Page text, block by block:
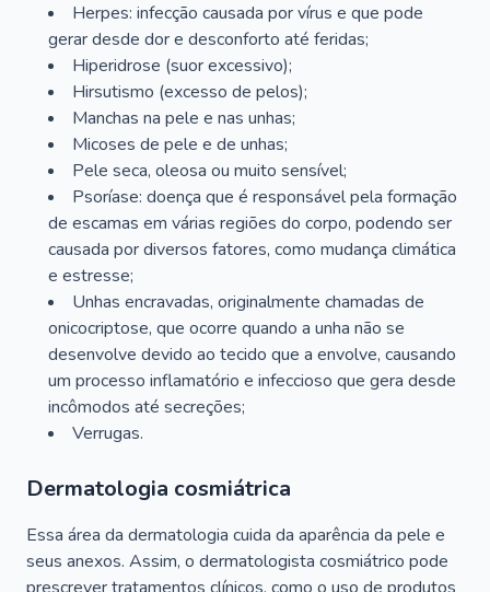
Herpes: infecção causada por vírus e que pode
gerar desde dor e desconforto até feridas;
Hiperidrose (suor excessivo);
Hirsutismo (excesso de pelos);
Manchas na pele e nas unhas;
Micoses de pele e de unhas;
Pele seca, oleosa ou muito sensível;
Psoríase: doença que é responsável pela formação
de escamas em várias regiões do corpo, podendo ser
causada por diversos fatores, como mudança climática
e estresse;
Unhas encravadas, originalmente chamadas de
onicocriptose, que ocorre quando a unha não se
desenvolve devido ao tecido que a envolve, causando
um processo inflamatório e infeccioso que gera desde
incômodos até secreções;
Verrugas.
Dermatologia cosmiátrica
Essa área da dermatologia cuida da aparência da pele e
seus anexos. Assim, o dermatologista cosmiátrico pode